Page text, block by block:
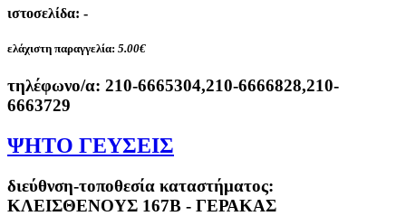
ιστοσελίδα: -
ελάχιστη παραγγελία: 5.00€
τηλέφωνο/α: 210-6665304,210-6666828,210-
6663729
ΨΗΤΟ ΓΕΥΣΕΙΣ
διεύθνση-τοποθεσία καταστήματος:
ΚΛΕΙΣΘΕΝΟΥΣ 167Β - ΓΕΡΑΚΑΣ